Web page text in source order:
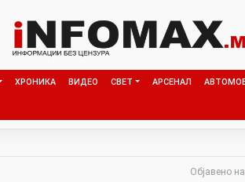
ХРОНИКА ВИДЕО СВЕТ АРСЕНАЛ
Објавено